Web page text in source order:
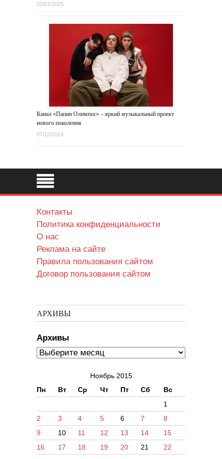
02/01/2025
Канал «Папин Олимпос» – яркий музыкальный проект
нового поколения
07/12/2024
Контакты
Политика конфиденциальности
О нас
Реклама на сайте
Правила пользования сайтом
Договор пользования сайтом
АРХИВЫ
Архивы
Ноябрь 2015
Пн
Вт Ср Чт Пт Сб Вс
1
2
3 4 5 6 7
8
9
10 11 12 13 14
15
16
17 18 19 20 21
22